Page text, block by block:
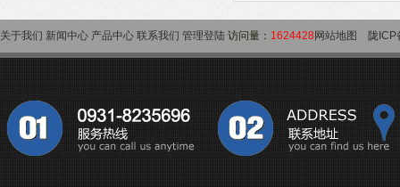
关于我们 新闻中心 产品中心 联系我们 管理登陆 访问量： 1624428 网站地图 陇